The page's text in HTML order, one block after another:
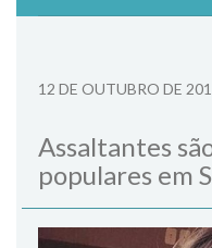
12 DE OUTUBRO DE
Assaltantes
populares em